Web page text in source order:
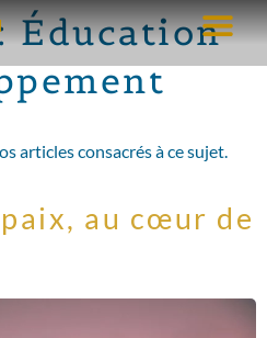
Éducation
articles consacrés à ce sujet.
au cœur de